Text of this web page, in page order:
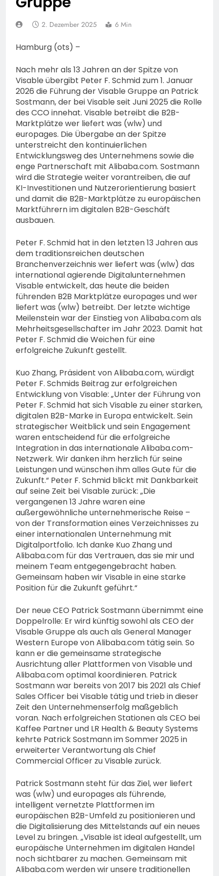
Erneute Veröffentlichung
2. Dezember 2025 6 Min
Hamburg (ots) –
Nach mehr als 13 Jahren an der Spitze von
Visable übergibt Peter F. Schmid zum 1. Januar
2026 die Führung der Visable Gruppe an Patrick
Sostmann, der bei Visable seit Juni 2025 die Rolle
des CCO innehat. Visable betreibt die B2B-
Marktplätze wer liefert was (wlw) und
europages. Die Übergabe an der Spitze
unterstreicht den kontinuierlichen
Entwicklungsweg des Unternehmens sowie die
enge Partnerschaft mit Alibaba.com. Sostmann
wird die Strategie weiter vorantreiben, die auf
KI-Investitionen und Nutzerorientierung basiert
und damit die B2B-Marktplätze zu europäischen
Marktführern im digitalen B2B-Geschäft
ausbauen.
Peter F. Schmid hat in den letzten 13 Jahren aus
dem traditionsreichen deutschen
Branchenverzeichnis wer liefert was (wlw) das
international agierende Digitalunternehmen
Visable entwickelt, das heute die beiden
führenden B2B Marktplätze europages und wer
liefert was (wlw) betreibt. Der letzte wichtige
Meilenstein war der Einstieg von Alibaba.com als
Mehrheitsgesellschafter im Jahr 2023. Damit hat
Peter F. Schmid die Weichen für eine
erfolgreiche Zukunft gestellt.
Kuo Zhang, Präsident von Alibaba.com, würdigt
Peter F. Schmids Beitrag zur erfolgreichen
Entwicklung von Visable: „Unter der Führung von
Peter F. Schmid hat sich Visable zu einer starken,
digitalen B2B-Marke in Europa entwickelt. Sein
strategischer Weitblick und sein Engagement
waren entscheidend für die erfolgreiche
Integration in das internationale Alibaba.com-
Netzwerk. Wir danken ihm herzlich für seine
Leistungen und wünschen ihm alles Gute für die
Zukunft.“ Peter F. Schmid blickt mit Dankbarkeit
auf seine Zeit bei Visable zurück: „Die
vergangenen 13 Jahre waren eine
außergewöhnliche unternehmerische Reise –
von der Transformation eines Verzeichnisses zu
einer internationalen Unternehmung mit
Digitalportfolio. Ich danke Kuo Zhang und
Alibaba.com für das Vertrauen, das sie mir und
meinem Team entgegengebracht haben.
Gemeinsam haben wir Visable in eine starke
Position für die Zukunft geführt.“
Der neue CEO Patrick Sostmann übernimmt eine
Doppelrolle: Er wird künftig sowohl als CEO der
Visable Gruppe als auch als General Manager
Western Europe von Alibaba.com tätig sein. So
kann er die gemeinsame strategische
Ausrichtung aller Plattformen von Visable und
Alibaba.com optimal koordinieren. Patrick
Sostmann war bereits von 2017 bis 2021 als Chief
Sales Officer bei Visable tätig und trieb in dieser
Zeit den Unternehmenserfolg maßgeblich
voran. Nach erfolgreichen Stationen als CEO bei
Kaffee Partner und LR Health & Beauty Systems
kehrte Patrick Sostmann im Sommer 2025 in
erweiterter Verantwortung als Chief
Commercial Officer zu Visable zurück.
Patrick Sostmann steht für das Ziel, wer liefert
was (wlw) und europages als führende,
intelligent vernetzte Plattformen im
europäischen B2B-Umfeld zu positionieren und
die Digitalisierung des Mittelstands auf ein neues
Level zu bringen. „Visable ist ideal aufgestellt, um
europäische Unternehmen im digitalen Handel
noch sichtbarer zu machen. Gemeinsam mit
Alibaba.com werden wir unsere traditionellen